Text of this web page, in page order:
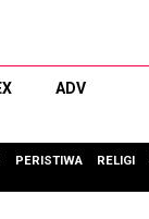
ADV
PERISTIWA RELIGI